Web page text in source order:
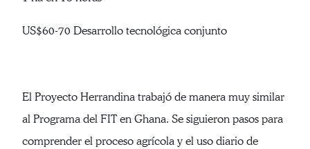
US$60-70 Desarrollo tecnológica conjunto
El Proyecto Herrandina trabajó de manera muy similar
al Programa del FIT en Ghana. Se siguieron pasos para
comprender el proceso agrícola y el uso diario de